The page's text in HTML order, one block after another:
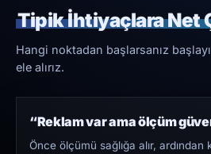
Tipik İhtiyaçlara Net
Hangi noktadan başlarsanız
ele alırız.
“Reklam var ama ölçüm
Önce ölçümü sağlığa alır,